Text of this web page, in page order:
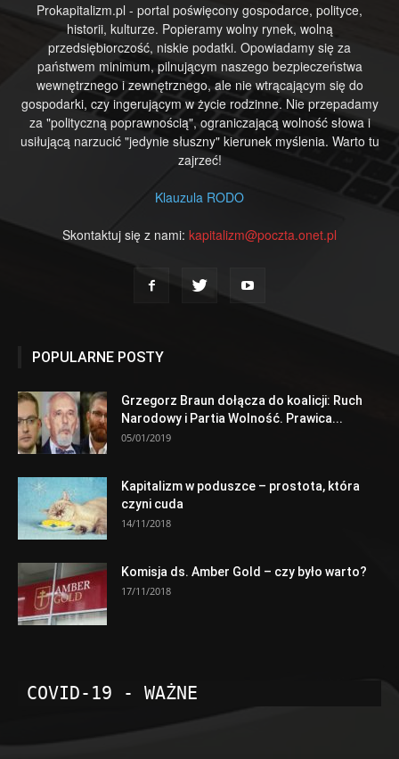
Prokapitalizm.pl - portal poświęcony gospodarce, polityce,
historii, kulturze. Popieramy wolny rynek, wolną
przedsiębiorczość, niskie podatki. Opowiadamy się za
państwem minimum, pilnującym naszego bezpieczeństwa
wewnętrznego i zewnętrznego, ale nie wtrącającym się do
gospodarki, czy ingerującym w życie rodzinne. Nie przepadamy
za "polityczną poprawnością", ograniczającą wolność słowa i
usiłującą narzucić "jedynie słuszny" kierunek myślenia. Warto tu
zajrzeć!
Klauzula RODO
Skontaktuj się z nami: kapitalizm@poczta.onet.pl
POPULARNE POSTY
Grzegorz Braun dołącza do koalicji: Ruch
Narodowy i Partia Wolność. Prawica...
05/01/2019
Kapitalizm w poduszce – prostota, która
czyni cuda
14/11/2018
Komisja ds. Amber Gold – czy było warto?
17/11/2018
COVID-19 - WAŻNE